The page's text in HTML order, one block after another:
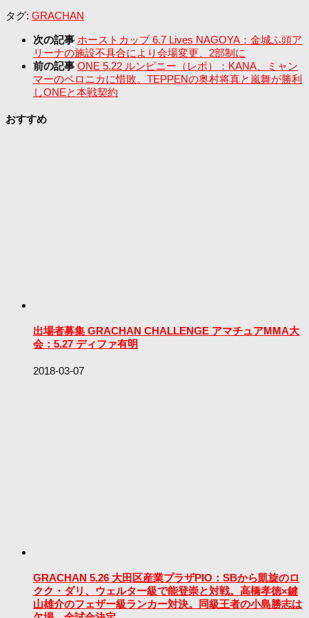
タグ: GRACHAN
次の記事 ホーストカップ 6.7 Lives NAGOYA：金城ふ頭ア
リーナの施設不具合により会場変更、2部制に
前の記事 ONE 5.22 ルンピニー（レポ）：KANA、ミャン
マーのベロニカに惜敗。TEPPENの奥村将真と嵐舞が勝利
しONEと本戦契約
おすすめ
出場者募集 GRACHAN CHALLENGE アマチュアMMA大
会：5.27 ディファ有明
2018-03-07
GRACHAN 5.26 大田区産業プラザPIO：SBから凱旋のロ
クク・ダリ、ウェルター級で能登崇と対戦。高橋孝徳×鍵
山雄介のフェザー級ランカー対決。同級王者の小島勝志は